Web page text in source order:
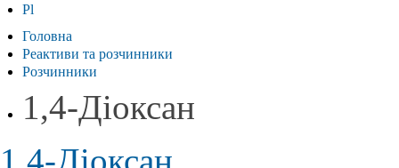
Pl
Головна
Реактиви та розчинники
Розчинники
1,4-Діоксан